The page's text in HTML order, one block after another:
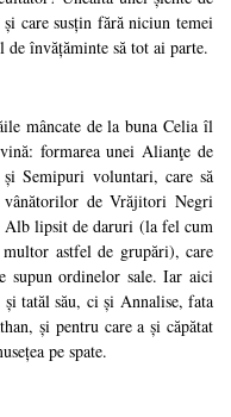
care susțin fără niciun temei
învățăminte să tot ai parte.
mâncate de la buna Celia îl
formarea unei Alianţe de
Semipuri voluntari, care să
de Vrăjitori Negri
lipsit de daruri (la fel cum
astfel de grupări), care
supun ordinelor sale. Iar aici
tatăl său, ci și Annalise, fata
și pentru care a și căpătat
pe spate.